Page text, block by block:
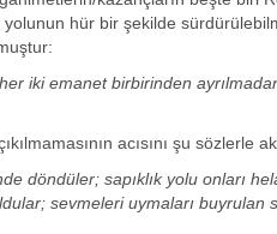
yolunun hür bir şekilde
iki emanet birbirinden
acısını şu sözlerle
döndüler; sapıklık yolu onları
sevmeleri uymaları buyrulan